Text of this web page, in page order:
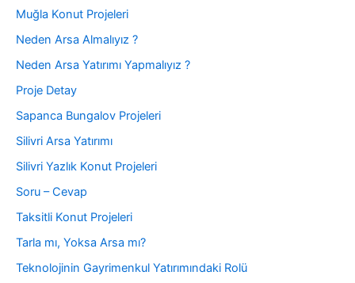
Muğla Konut Projeleri
Neden Arsa Almalıyız ?
Neden Arsa Yatırımı Yapmalıyız ?
Proje Detay
Sapanca Bungalov Projeleri
Silivri Arsa Yatırımı
Silivri Yazlık Konut Projeleri
Soru – Cevap
Taksitli Konut Projeleri
Tarla mı, Yoksa Arsa mı?
Teknolojinin Gayrimenkul Yatırımındaki Rolü